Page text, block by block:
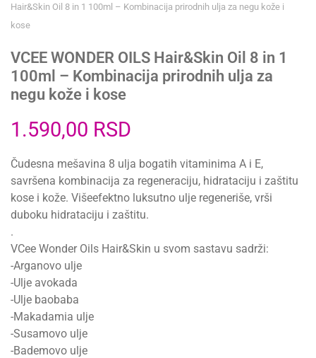
Hair&Skin Oil 8 in 1 100ml – Kombinacija prirodnih ulja za negu kože i
kose
VCEE WONDER OILS Hair&Skin Oil 8 in 1
100ml – Kombinacija prirodnih ulja za
negu kože i kose
1.590,00 RSD
Čudesna mešavina 8 ulja bogatih vitaminima A i E,
savršena kombinacija za regeneraciju, hidrataciju i zaštitu
kose i kože. Višeefektno luksutno ulje regeneriše, vrši
duboku hidrataciju i zaštitu.
.
VCee Wonder Oils Hair&Skin u svom sastavu sadrži:
-Arganovo ulje
-Ulje avokada
-Ulje baobaba
-Makadamia ulje
-Susamovo ulje
-Bademovo ulje